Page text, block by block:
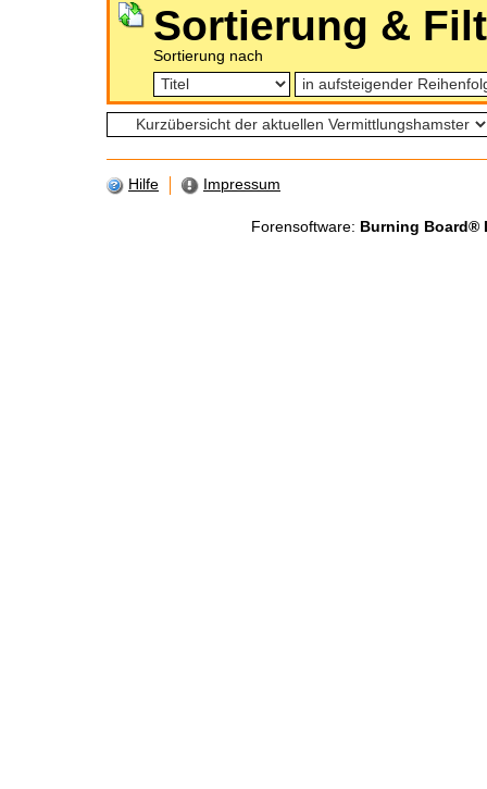
Sortierung &
Sortierung nach
Hilfe Impressum
Forensoftware: Burning Board®